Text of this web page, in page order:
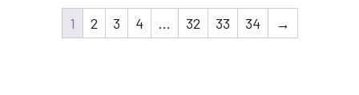
1 2 3 4 … 32 33 34 →